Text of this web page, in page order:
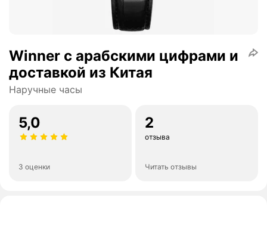
Winner с арабскими цифрами и
доставкой из Китая
Наручные часы
5,0
3 оценки
2
отзыва
Читать отзывы